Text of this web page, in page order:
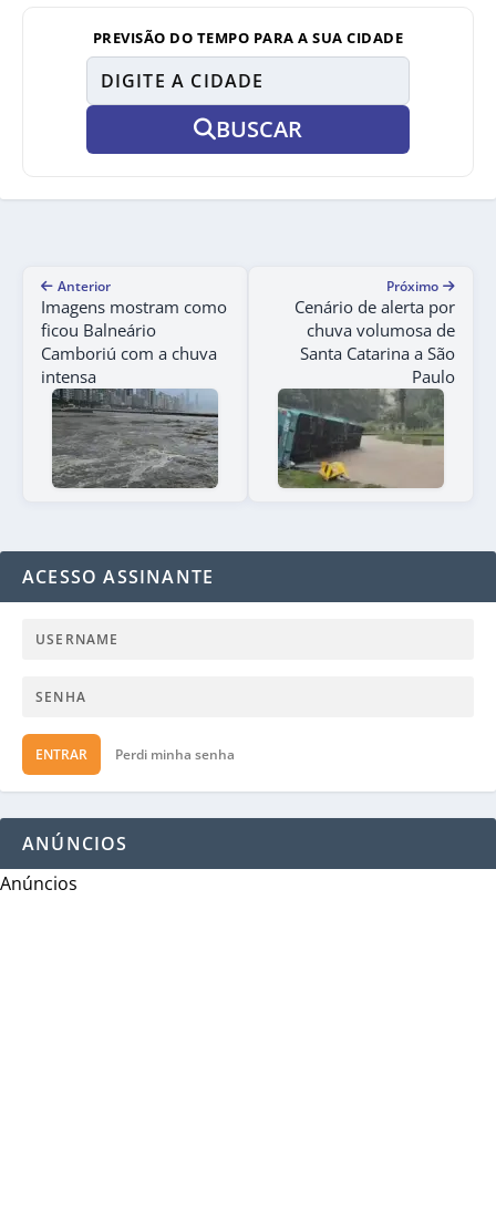
PREVISÃO DO TEMPO PARA A SUA CIDADE
BUSCAR
Anterior
Imagens mostram como
ficou Balneário
Camboriú com a chuva
intensa
Próximo
Cenário de alerta por
chuva volumosa de
Santa Catarina a São
Paulo
ACESSO ASSINANTE
ENTRAR Perdi minha senha
ANÚNCIOS
Anúncios